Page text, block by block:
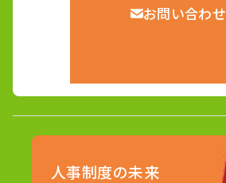
お問い合わせ
人事制度の未来